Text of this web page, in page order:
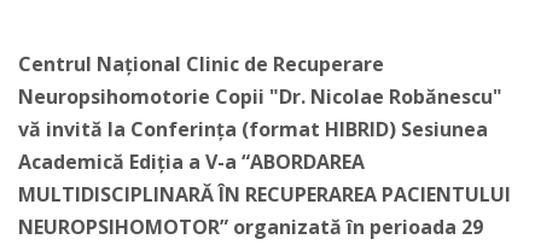
Centrul Național Clinic de Recuperare
Neuropsihomotorie Copii "Dr. Nicolae Robănescu"
vă invită la Conferința (format HIBRID) Sesiunea
Academică Ediția a V-a “ABORDAREA
MULTIDISCIPLINARĂ ÎN RECUPERAREA PACIENTULUI
NEUROPSIHOMOTOR” organizată în perioada 29